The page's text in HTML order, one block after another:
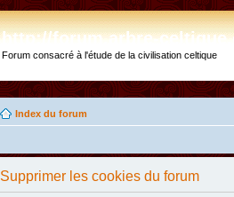
http://forum.arbre-
Forum consacré à l'étude de la civilisation celtique
Index du forum
Supprimer les cookies du forum